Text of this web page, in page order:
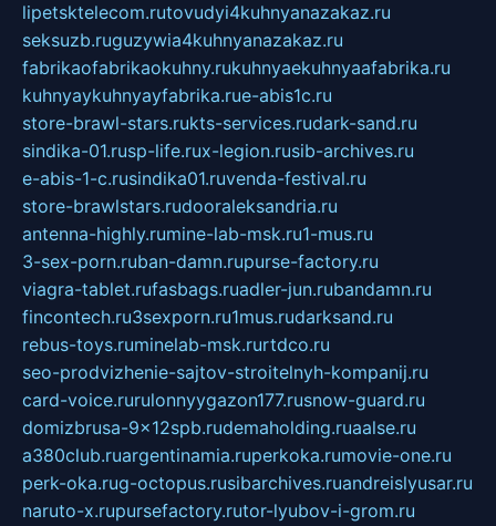
lipetsktelecom.rutovudyi4kuhnyanazakaz.ru
seksuzb.ruguzywia4kuhnyanazakaz.ru
fabrikaofabrikaokuhny.rukuhnyaekuhnyaafabrika.ru
kuhnyaykuhnyayfabrika.rue-abis1c.ru
store-brawl-stars.rukts-services.rudark-sand.ru
sindika-01.rusp-life.rux-legion.rusib-archives.ru
e-abis-1-c.rusindika01.ruvenda-festival.ru
store-brawlstars.rudooraleksandria.ru
antenna-highly.rumine-lab-msk.ru1-mus.ru
3-sex-porn.ruban-damn.rupurse-factory.ru
viagra-tablet.rufasbags.ruadler-jun.rubandamn.ru
fincontech.ru3sexporn.ru1mus.rudarksand.ru
rebus-toys.ruminelab-msk.rurtdco.ru
seo-prodvizhenie-sajtov-stroitelnyh-kompanij.ru
card-voice.rurulonnyygazon177.rusnow-guard.ru
domizbrusa-9x12spb.rudemaholding.ruaalse.ru
a380club.ruargentinamia.ruperkoka.rumovie-one.ru
perk-oka.rug-octopus.rusibarchives.ruandreislyusar.ru
naruto-x.rupursefactory.rutor-lyubov-i-grom.ru